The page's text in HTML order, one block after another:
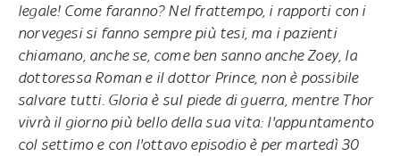
legale! Come faranno? Nel frattempo, i rapporti con i
norvegesi si fanno sempre più tesi, ma i pazienti
chiamano, anche se, come ben sanno anche Zoey, la
dottoressa Roman e il dottor Prince, non è possibile
salvare tutti. Gloria è sul piede di guerra, mentre Thor
vivrà il giorno più bello della sua vita: l'appuntamento
col settimo e con l'ottavo episodio è per martedì 30